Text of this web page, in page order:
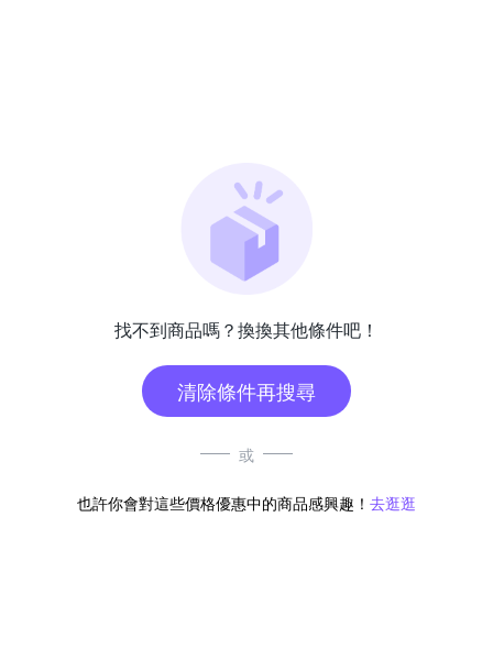
找不到商品嗎？換換其他條件吧！
清除條件再搜尋
或
也許你會對這些價格優惠中的商品感興趣！ 去逛逛